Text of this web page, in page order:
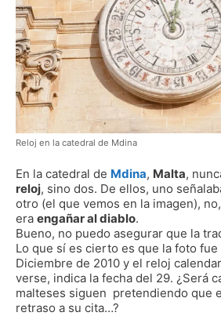
Reloj en la catedral de Mdina
En la catedral de Mdina, Malta,
reloj, sino dos. De ellos, uno
otro (el que vemos en la imagen),
era engañar al diablo.
Bueno, no puedo asegurar que la
Lo que sí es cierto es que la foto
Diciembre de 2010 y el reloj
verse, indica la fecha del 29. ¿Será
malteses siguen pretendiendo que
retraso a su cita…?